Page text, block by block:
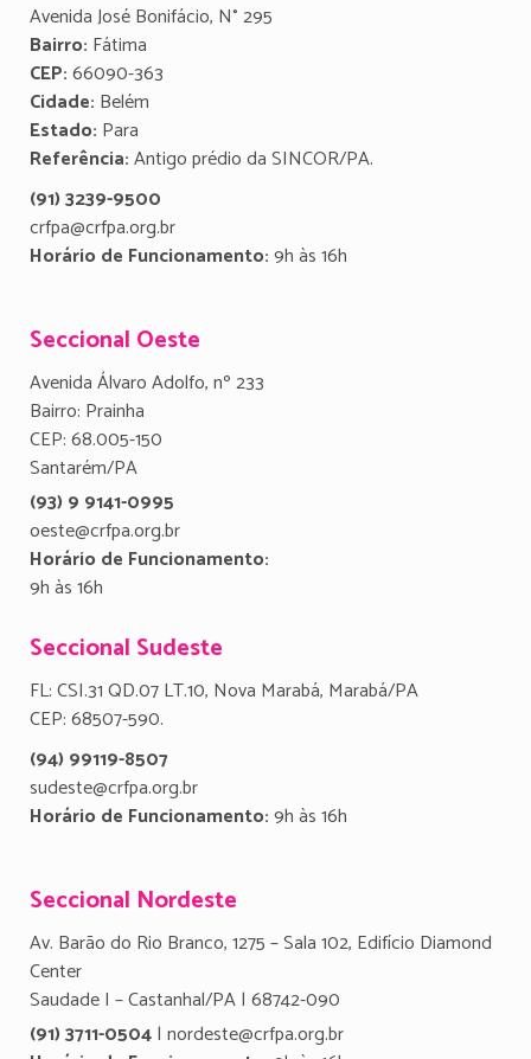
Avenida José Bonifácio, N° 295
Bairro: Fátima
CEP:66090-363
Cidade: Belém
Estado: Para
Referência:Antigo prédio da SINCOR/PA.
(91) 3239-9500
crfpa@crfpa.org.br
Horário de Funcionamento:9h às 16h
Seccional Oeste
Avenida Álvaro Adolfo, nº 233
Bairro: Prainha
CEP: 68.005-150
Santarém/PA
(93) 9 9141-0995
oeste@crfpa.org.br
Horário de Funcionamento:
9h às 16h
Seccional Sudeste
FL: CSI.31 QD.07 LT.10, Nova Marabá, Marabá/PA
CEP: 68507-590.
(94) 99119-8507
sudeste@crfpa.org.br
Horário de Funcionamento:9h às 16h
Seccional Nordeste
Av. Barão do Rio Branco, 1275 – Sala 102, Edifício Diamond
Center
Saudade I – Castanhal/PA | 68742-090
(91) 3711-0504| nordeste@crfpa.org.br